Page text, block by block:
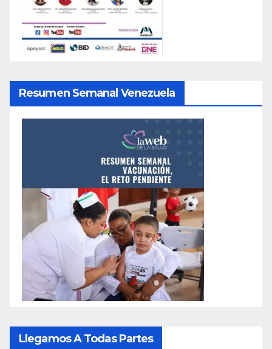
Resumen Semanal Venezuela
Llegamos A Todas Partes